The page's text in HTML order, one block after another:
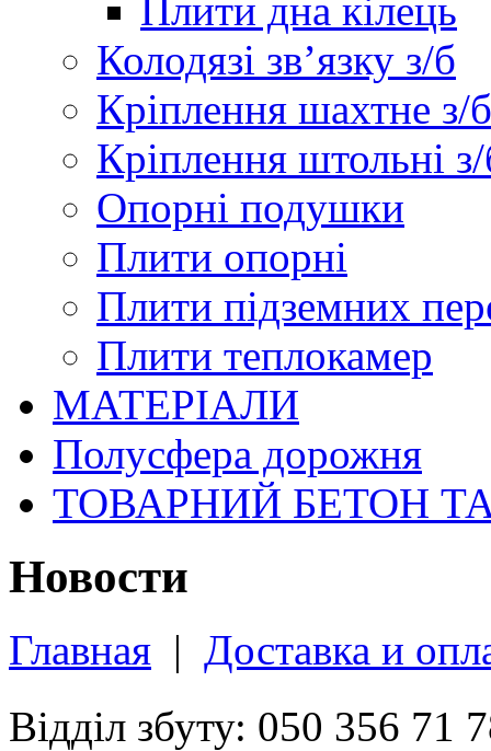
Плити дна кілець
Колодязі зв’язку з/б
Кріплення шахтне з/б
Кріплення штольні
Опорні подушки
Плити опорні
Плити підземних
Плити теплокамер
МАТЕРІАЛИ
Полусфера дорожня
ТОВАРНИЙ БЕТОН
Новости
Главная | Доставка и
Відділ збуту: 050 356 71